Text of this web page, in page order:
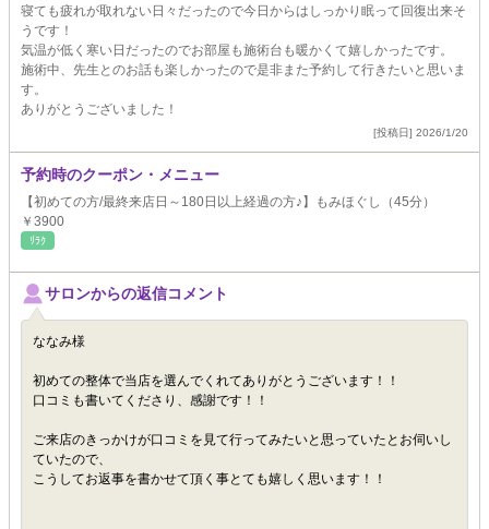
寝ても疲れが取れない日々だったので今日からはしっかり眠って回復出来そ
うです！
気温が低く寒い日だったのでお部屋も施術台も暖かくて嬉しかったです。
施術中、先生とのお話も楽しかったので是非また予約して行きたいと思いま
す。
ありがとうございました！
[投稿日] 2026/1/20
予約時のクーポン・メニュー
【初めての方/最終来店日～180日以上経過の方♪】もみほぐし（45分）
￥3900
ﾘﾗｸ
サロンからの返信コメント
ななみ様
初めての整体で当店を選んでくれてありがとうございます！！
口コミも書いてくださり、感謝です！！
ご来店のきっかけが口コミを見て行ってみたいと思っていたとお伺いし
ていたので、
こうしてお返事を書かせて頂く事とても嬉しく思います！！